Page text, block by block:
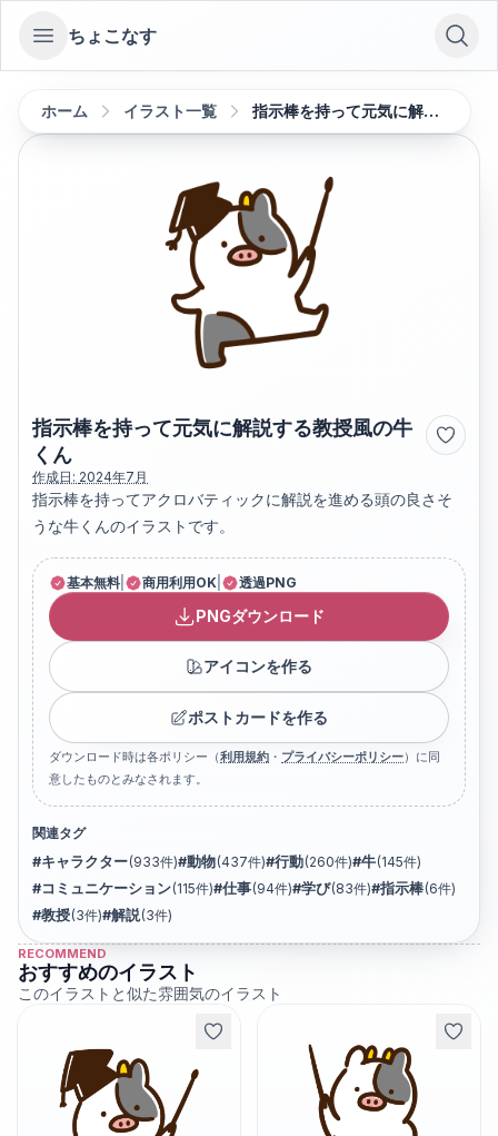
Open sidebar
ちょこなす
ホーム イラスト一覧 指示棒を持って元気に解説する教授風の牛くん
指示棒を持って元気に解説する教授風の牛
くん
作成日: 2024年7月
指示棒を持ってアクロバティックに解説を進める頭の良さそ
うな牛くんのイラストです。
基本無料 商用利用OK 透過PNG
PNGダウンロード
アイコンを作る
ポストカードを作る
ダウンロード時は各ポリシー（利用規約 ・ プライバシーポリシー）に同
意したものとみなされます。
関連タグ
#キャラクター(933件)#動物(437件)#行動(260件)#牛(145件)
#コミュニケーション(115件)#仕事(94件)#学び(83件)#指示棒(6件)
#教授(3件)#解説(3件)
RECOMMEND
おすすめのイラスト
このイラストと似た雰囲気のイラスト